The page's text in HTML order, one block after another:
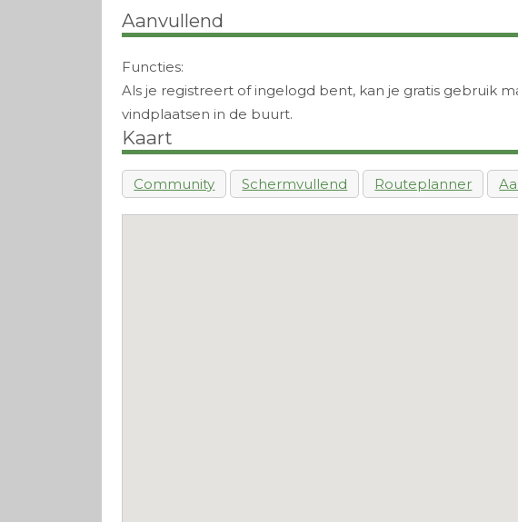
Aanvullend
Functies:
Als je registreert of ingelogd bent, kan je gratis gebruik
vindplaatsen in de buurt.
Kaart
Community Schermvullend Routeplanner